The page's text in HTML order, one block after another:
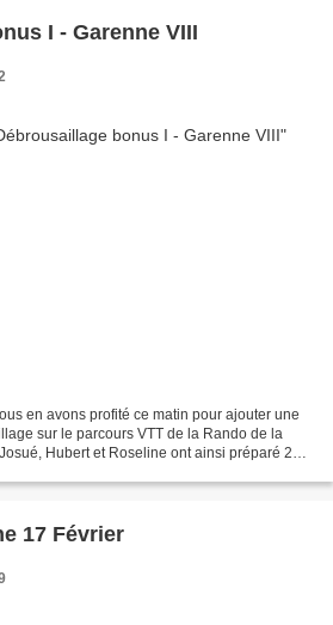
I - Garenne VIII
en avons profité ce matin pour ajouter une
sur le parcours VTT de la Rando de la
Hubert et Roseline ont ainsi préparé 2
17 Février